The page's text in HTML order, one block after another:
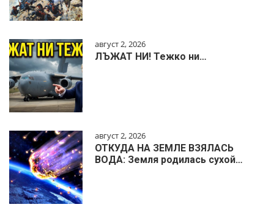
август 2, 2026
ЛЪЖАТ НИ! Тежко ни…
август 2, 2026
ОТКУДА НА ЗЕМЛЕ ВЗЯЛАСЬ
ВОДА: Земля родилась сухой…